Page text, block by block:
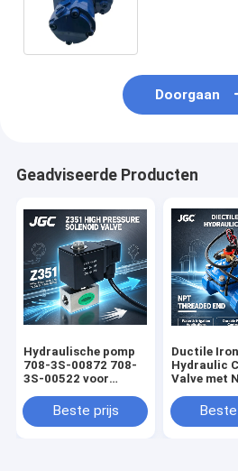
Doorgaan
Geadviseerde Producten
Hydraulische pomp
708-3S-00872 708-
3S-00522 voor
2 Graafmachine
Beste prijs
Ductile
Hydraulic
Valve met
en irrigatie